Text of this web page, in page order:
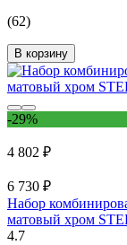
(62)
В корзину
-29%
4 802 ₽
6 730 ₽
Набор
матовый хром
4.7